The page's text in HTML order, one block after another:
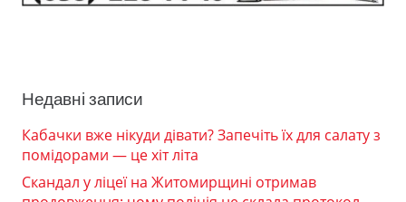
Недавні записи
Кабачки вже нікуди дівати? Запечіть їх для салату з
помідорами — це хіт літа
Скандал у ліцеї на Житомирщині отримав